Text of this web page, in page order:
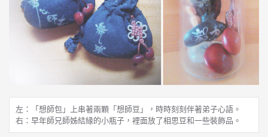
左：「想師包」上串著兩顆「想師豆」，時時刻刻伴著弟子心語。
右：早年師兄師姊結緣的小瓶子，裡面放了相思豆和一些裝飾品。